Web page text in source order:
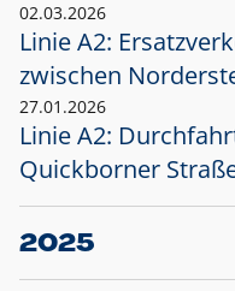
02.03.2026
Linie A2:
zwischen
27.01.2026
Linie A2:
Quickborner
2025
23.12.2025